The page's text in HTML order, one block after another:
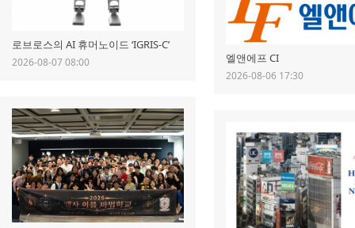
로브로스의 AI 휴머노이드 ‘IGRIS-C’
2026-08-07 08:00 엘앤에프 CI
2026-08-06 17:30